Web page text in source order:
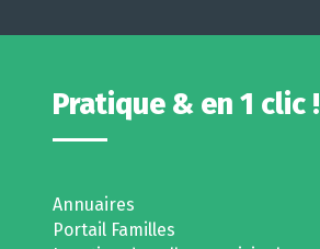
Pratique & en 1 clic !
Annuaires
Portail Familles